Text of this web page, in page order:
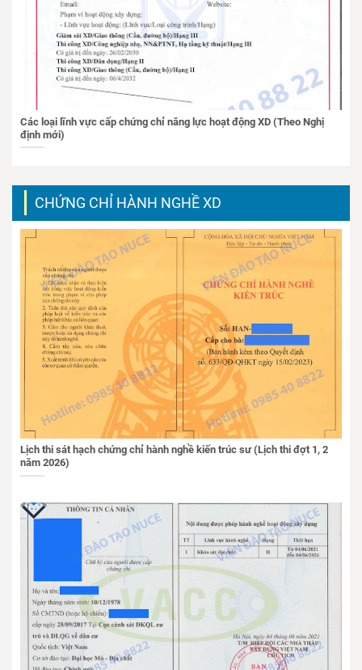
Các loại lĩnh vực cấp chứng chỉ năng lực hoạt động XD (Theo Nghị
định mới)
CHỨNG CHỈ HÀNH NGHỀ XD
Lịch thi sát hạch chứng chỉ hành nghề kiến trúc sư (Lịch thi đợt 1, 2
năm 2026)